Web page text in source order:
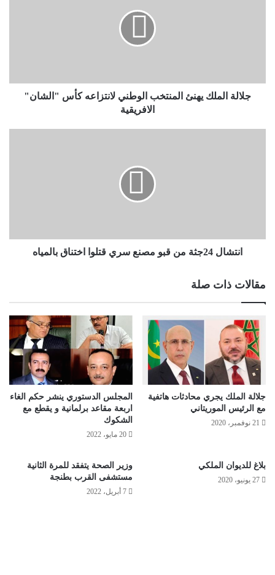
جلالة الملك يهنئ المنتخب الوطني لانتزاعه كأس "الشان"
الافريقية
انتشال 24جثة من قبو مصنع سري قتلوا اختناق بالمياه
مقالات ذات صلة
جلالة الملك يجري محادثات هاتفية
مع الرئيس الموريتاني
21 نوفمبر، 2020
المجلس الدستوري ينشر حكم الغاء
اربعة مقاعد برلمانية و يقطع مع
الشكوك
20 مايو، 2022
بلاغ للديوان الملكي
27 يونيو، 2020
وزير الصحة يتفقد للمرة الثانية
مستشفى القرب بطنجة
7 أبريل، 2022